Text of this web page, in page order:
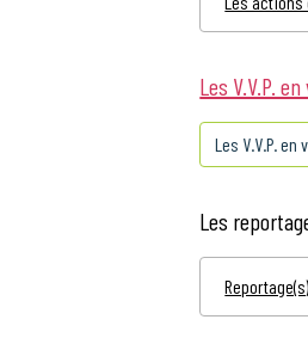
Les V.V.P.
Les V.V.P. en
Les